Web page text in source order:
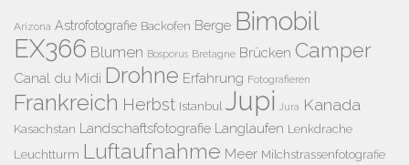
Arizona Astrofotografie Backofen Berge Bimobil
EX366 Blumen Bosporus Bretagne Brücken Camper
Canal du Midi Drohne Erfahrung Fotografieren
Frankreich Herbst Istanbul Jupi Jura Kanada
Kasachstan Landschaftsfotografie Langlaufen Lenkdrache
Leuchtturm Luftaufnahme Meer Milchstrassenfotografie